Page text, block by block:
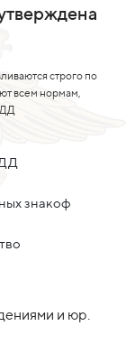
строго по
всем нормам,
знакоф
и юр.